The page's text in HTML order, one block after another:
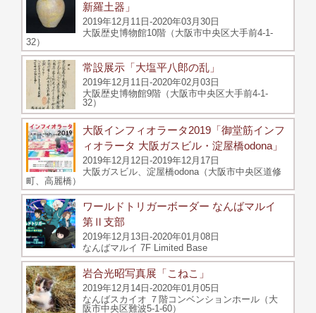
新羅土器」
2019年12月11日-2020年03月30日
大阪歴史博物館10階（大阪市中央区大手前4-1-
32）
常設展示「大塩平八郎の乱」
2019年12月11日-2020年02月03日
大阪歴史博物館9階（大阪市中央区大手前4-1-
32）
大阪インフィオラータ2019「御堂筋インフ
ィオラータ 大阪ガスビル・淀屋橋odona」
2019年12月12日-2019年12月17日
大阪ガスビル、淀屋橋odona（大阪市中央区道修
町、高麗橋）
ワールドトリガーボーダー なんばマルイ
第Ⅱ支部
2019年12月13日-2020年01月08日
なんばマルイ 7F Limited Base
岩合光昭写真展「こねこ」
2019年12月14日-2020年01月05日
なんばスカイオ ７階コンベンションホール（大
阪市中央区難波5-1-60）